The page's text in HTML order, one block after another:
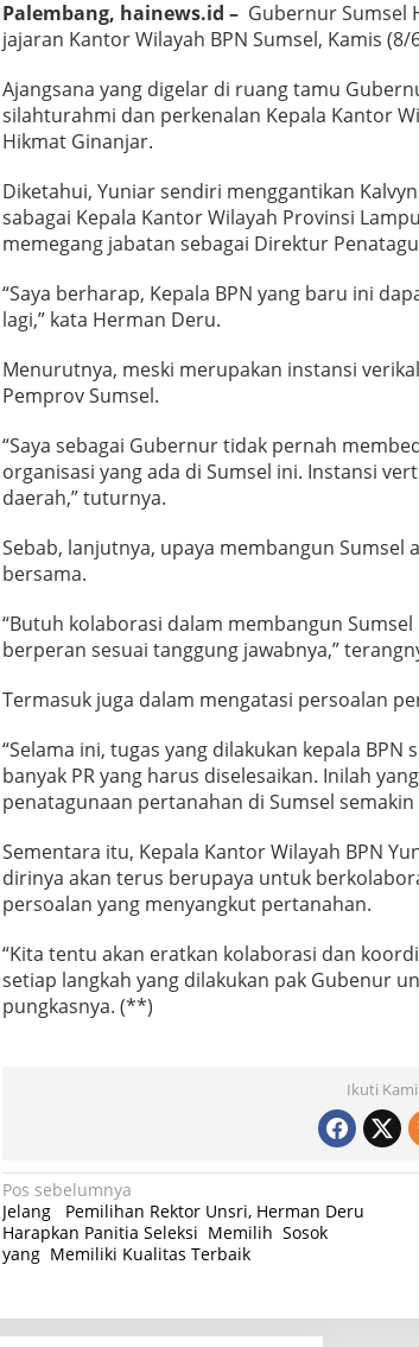
Palembang, hainews.id – Gubernur Sumsel
jajaran Kantor Wilayah BPN Sumsel, Kamis (8/
Ajangsana yang digelar di ruang tamu
silahturahmi dan perkenalan Kepala Kantor
Hikmat Ginanjar.
Diketahui, Yuniar sendiri menggantikan
sabagai Kepala Kantor Wilayah Provinsi
memegang jabatan sebagai Direktur
“Saya berharap, Kepala BPN yang baru ini
lagi,” kata Herman Deru.
Menurutnya, meski merupakan instansi
Pemprov Sumsel.
“Saya sebagai Gubernur tidak pernah
organisasi yang ada di Sumsel ini. Instansi
daerah,” tuturnya.
Sebab, lanjutnya, upaya membangun Sumsel
bersama.
“Butuh kolaborasi dalam membangun
berperan sesuai tanggung jawabnya,”
Termasuk juga dalam mengatasi persoalan
“Selama ini, tugas yang dilakukan kepala
banyak PR yang harus diselesaikan. Inilah
penatagunaan pertanahan di Sumsel semakin
Sementara itu, Kepala Kantor Wilayah BPN
dirinya akan terus berupaya untuk
persoalan yang menyangkut pertanahan.
“Kita tentu akan eratkan kolaborasi dan
setiap langkah yang dilakukan pak Gubenur
pungkasnya. (**)
Ikuti Kami
N
a
v
g
Pos sebelumnya
Jelang Pemilihan Rektor Unsri, Herman Deru
Harapkan Panitia Seleksi Memilih Sosok
yang Memiliki Kualitas Terbaik